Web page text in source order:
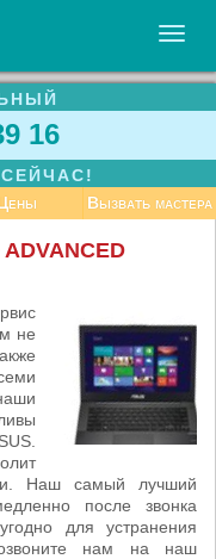
16
Вызвать мастера
не
Наш самый лучший
после звонка
для устранения
нам на наш